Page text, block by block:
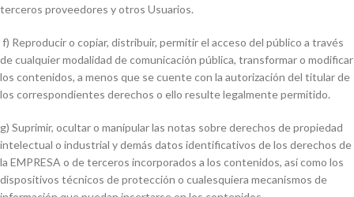
terceros proveedores y otros Usuarios.
f) Reproducir o copiar, distribuir, permitir el acceso del público a través
de cualquier modalidad de comunicación pública, transformar o modificar
los contenidos, a menos que se cuente con la autorización del titular de
los correspondientes derechos o ello resulte legalmente permitido.
g) Suprimir, ocultar o manipular las notas sobre derechos de propiedad
intelectual o industrial y demás datos identificativos de los derechos de
la EMPRESA o de terceros incorporados a los contenidos, así como los
dispositivos técnicos de protección o cualesquiera mecanismos de